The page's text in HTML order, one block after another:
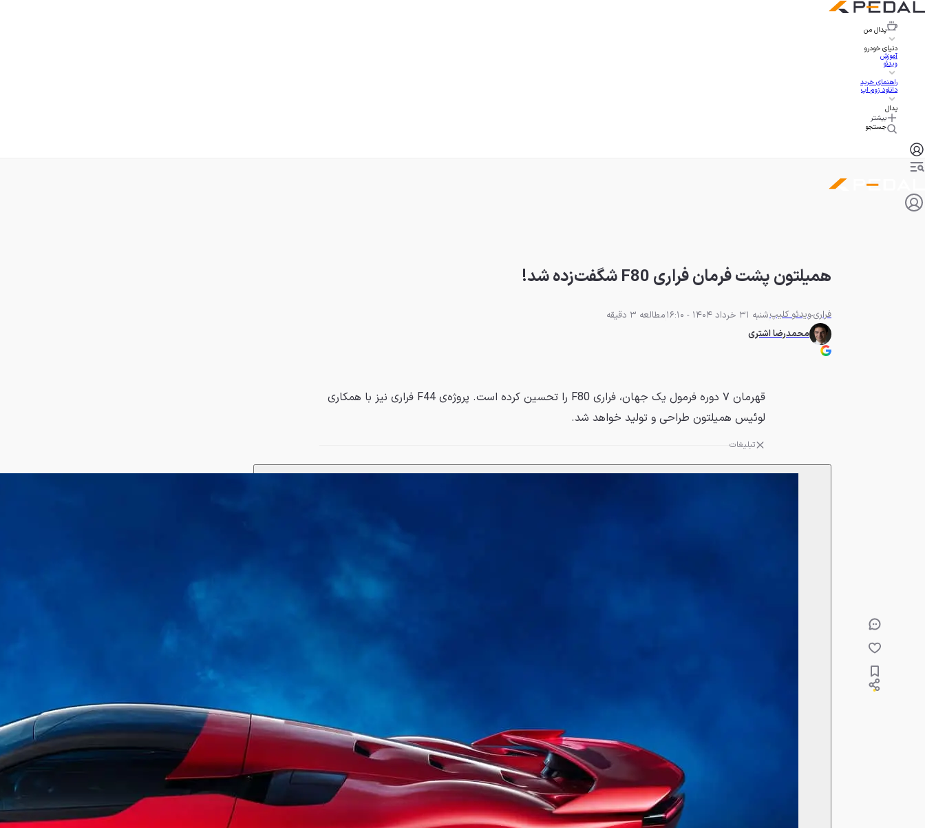
پدال من
دنیای خودرو
آموزش
ویدئو
راهنمای خرید
دانلود زوم اپ
پدال
بیشتر
جستجو
همیلتون پشت فرمان فراری F80 شگفت‌زده شد!
فراریویدئو کلیپشنبه 31 خرداد 1404 - 16:10
مطالعه 3 دقیقه
محمدرضا اشتری
قهرمان ۷ دوره فرمول یک جهان، فراری F80 را تحسین کرده است. پروژه‌ی F44 فراری نیز با همکاری
لوئیس همیلتون طراحی و تولید خواهد شد.
تبلیغات